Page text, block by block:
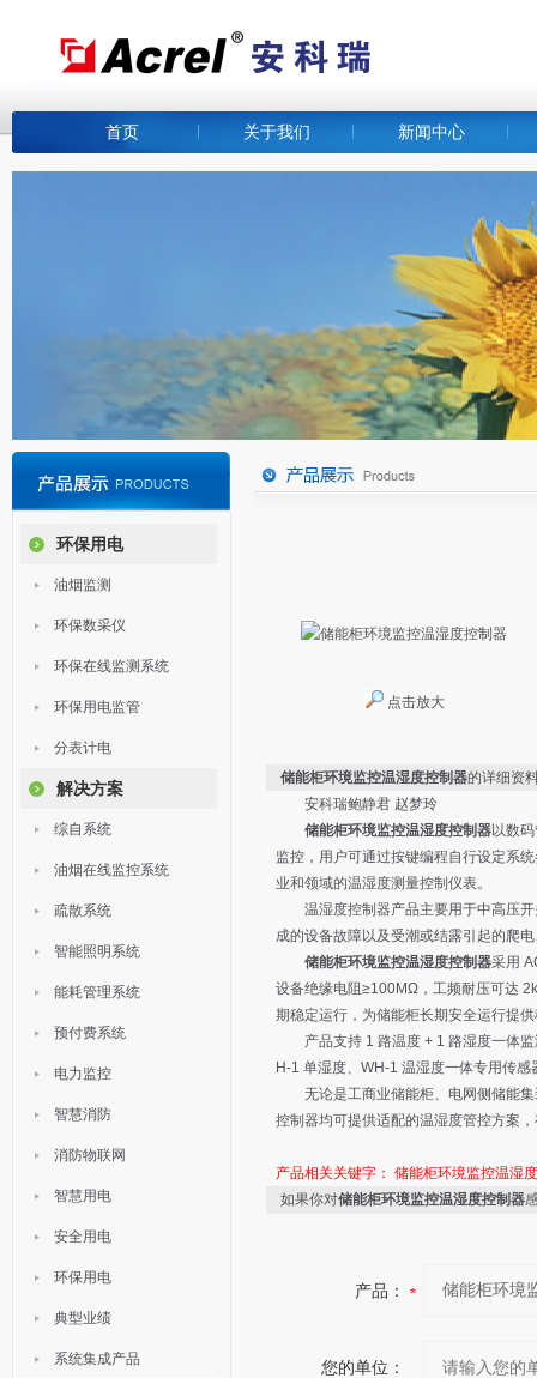
首页 关于我们 新闻中心
环保用电
油烟监测
环保数采仪
环保在线监测系统
环保用电监管
分表计电
解决方案
综自系统
油烟在线监控系统
疏散系统
智能照明系统
能耗管理系统
预付费系统
电力监控
智慧消防
消防物联网
智慧用电
安全用电
环保用电
典型业绩
系统集成产品
点击放大
储能柜环境监控温湿度控制器的详细资
安科瑞鲍静君 赵梦玲
储能柜环境监控温湿度控制器以数
监控，用户可通过按键编程自行设定系
业和领域的温湿度测量控制仪表。
温湿度控制器产品主要用于中高压开
成的设备故障以及受潮或结露引起的爬
储能柜环境监控温湿度控制器采用
设备绝缘电阻≥100MΩ，工频耐压可达
期稳定运行，为储能柜长期安全运行提
产品支持 1 路温度 + 1 路湿度一体监
H-1 单湿度、WH-1 温湿度一体专用传
无论是工商业储能柜、电网侧储能集
控制器均可提供适配的温湿度管控方案
产品相关关键字： 储能柜环境监控温湿
如果你对储能柜环境监控温湿度控制器
产品：
您的单位：